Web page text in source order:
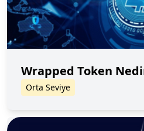
Wrapped Token
Orta Seviye